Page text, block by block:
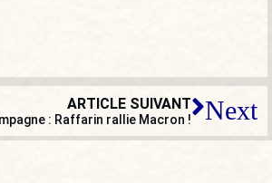
ARTICLE SUIVANT
: Raffarin rallie Macron ! Next